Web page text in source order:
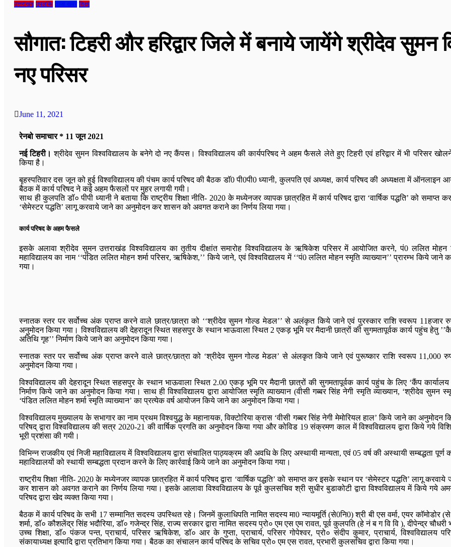
उत्तराखंड उपलब्धि ताजा खबर शिक्षा
सौगात: टिहरी और हरिद्वार जिले में बनाये जायेंगे श्रीदेव सुमन
नए परिसर
June 11, 2021
रेनबो समाचार * 11 जून 2021
नई टिहरी। श्रीदेव सुमन विश्वविद्यालय के बनेगे दो नए कैंपस। विश्वविद्यालय की कार्यपरिषद ने अहम फैसले लेते हुए टिहरी एवं हरिद्वार में भी परिसर
किया है।
बृहस्पतिवार दस जून को हुई विश्वविद्यालय की पंचम कार्य परिषद की बैठक डाॅ0 पी0पी0 ध्यानी, कुलपति एवं अध्यक्ष, कार्य परिषद की अध्यक्षता में ऑनलाइन
बैठक में कार्य परिषद ने कई अहम फैसलों पर मुहर लगायी गयी।
साथ ही कुलपति डॉ० पीपी ध्यानी ने बताया कि राष्ट्रीय शिक्षा नीति- 2020 के मध्येनजर व्यापक छात्रहित में कार्य परिषद द्वारा ‘वार्षिक पद्धति’ को
‘सेमेस्टर पद्धति’ लागू करवाये जाने का अनुमोदन कर शासन को अवगत कराने का निर्णय लिया गया।
कार्य परिषद के अहम फैसले
इसके अलावा श्रीदेव सुमन उत्तराखंड विश्वविद्यालय का तृतीय दीक्षांत समारोह विश्वविद्यालय के ऋषिकेश परिसर में आयोजित करने, पं0 ललित मोहन
महाविद्यालय का नाम ‘‘पंडित ललित मोहन शर्मा परिसर, ऋषिकेश,’’ किये जाने, एवं विश्वविद्यालय में ‘‘पं0 ललित मोहन स्मृति व्याख्यान’’ प्रारम्भ किये जाने
गया।
स्नातक स्तर पर सर्वोच्च अंक प्राप्त करने वाले छात्र/छात्रा को ‘‘श्रीदेव सुमन गोल्ड मेडल’’ से अलंकृत किये जाने एवं पुरस्कार राशि स्वरूप 11हजार
अनुमोदन किया गया। विश्वविद्यालय की देहरादून स्थित सहसपुर के स्थान भाऊवाला स्थित 2 एकड़ भूमि पर मैदानी छात्रों की सुगमतापूर्वक कार्य पहुंच हेतु
अतिथि गृह’’ निर्माण किये जाने का अनुमोदन किया गया।
स्नातक स्तर पर सर्वोच्च अंक प्राप्त करने वाले छात्र/छात्रा को ‘श्रीदेव सुमन गोल्ड मेडल’ से अंलकृत किये जाने एवं पुरूष्कार राशि स्वरूप 11,000
अनुमोदन किया गया।
विश्वविद्यालय की देहरादून स्थित सहसपुर के स्थान भाऊवाला स्थित 2.00 एकड़ भूमि पर मैदानी छात्रों की सुगमतापूर्वक कार्य पहुंच के लिए ‘कैंप
निर्माण किये जाने का अनुमोदन किया गया। साथ ही विश्वविद्यालय द्वारा आयोजित स्मृति व्याख्यान (वीसी गब्बर सिंह नेगी स्मृति व्याख्यान, ‘श्रीदेव सुमन
‘पंडित ललित मोहन शर्मा स्मृति व्याख्यान’ का प्रत्येक वर्ष आयोजन किये जाने का अनुमोदन किया गया।
विश्वविद्यालय मुख्यालय के सभागार का नाम प्रथम विश्वयुद्ध के महानायक, विक्टोरिया क्रास ‘वीसी गब्बर सिंह नेगी मेमोरियल हाल’ किये जाने का अनुमोदन
परिषद् द्वारा विश्वविद्यालय की सत्र 2020-21 की वार्षिक प्रगति का अनुमोदन किया गया और कोविड 19 संक्रमण काल में विश्वविद्यालय द्वारा किये गये
भूरी प्रशंसा की गयी।
विभिन्न राजकीय एवं निजी महाविद्यालय में विश्वविद्यालय द्वारा संचालित पाठ्यक्रम की अवधि के लिए अस्थायी मान्यता, एवं 05 वर्ष की अस्थायी सम्बद्धता
महाविद्यालयों को स्थायी सम्बद्धता प्रदान करने के लिए कार्रवाई किये जाने का अनुमोदन किया गया।
राष्ट्रीय शिक्षा नीति- 2020 के मध्येनजर व्यापक छात्रहित में कार्य परिषद द्वारा ‘वार्षिक पद्धति’ को समाप्त कर इसके स्थान पर ‘सेमेस्टर पद्धति’ लागू
कर शासन को अवगत कराने का निर्णय लिया गया। इसके आलावा विश्वविद्यालय के पूर्व कुलसचिव श्री सुधीर बुडाकोटी द्वारा विश्वविद्यालय में किये गये
परिषद द्वारा खेद व्यक्त किया गया।
बैठक में कार्य परिषद के सभी 17 सम्मानित सदस्य उपस्थित रहे। जिनमें कुलाधिपति नामित सदस्य मा0 न्यायमूर्ति (से0नि0) श्री बी एस वर्मा, एयर कॉमोडोर
शर्मा, डाॅ० कौशलेंद्र सिंह भदौरिया, डाॅ० गजेन्द्र सिंह, राज्य सरकार द्वारा नामित सदस्य प्रो० एम एस एम रावत, पूर्व कुलपति (हे नं ब ग वि वि ), दीपेन्द्र
उच्च शिक्षा, डाॅ० पंकज पन्त, प्राचार्य, परिसर ऋषिकेश, डाॅ० आर के गुप्ता, प्राचार्य, परिसर गोपेश्वर, प्रो० संदीप कुमार, प्राचार्य, विश्वविद्यालय
संकायाध्यक्ष इत्यादि द्वारा प्रतिभाग किया गया। बैठक का संचालन कार्य परिषद के सचिव प्रो० एम एस रावत, प्रभारी कुलसचिव द्वारा किया गया।